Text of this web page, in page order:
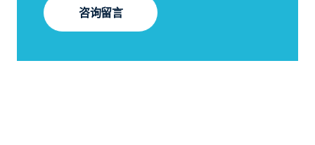
咨询留言